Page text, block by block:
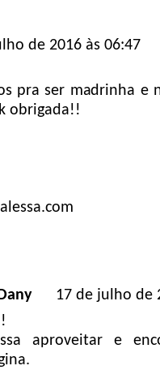
de 2016 às 06:47
pra ser madrinha e
obrigada!!
17 de julho de
aproveitar e